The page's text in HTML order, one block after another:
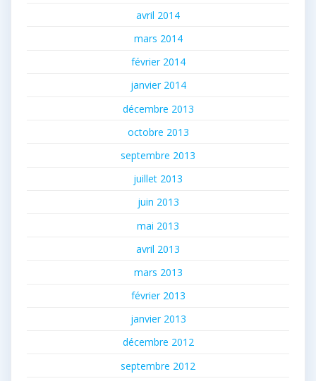
avril 2014
mars 2014
février 2014
janvier 2014
décembre 2013
octobre 2013
septembre 2013
juillet 2013
juin 2013
mai 2013
avril 2013
mars 2013
février 2013
janvier 2013
décembre 2012
septembre 2012